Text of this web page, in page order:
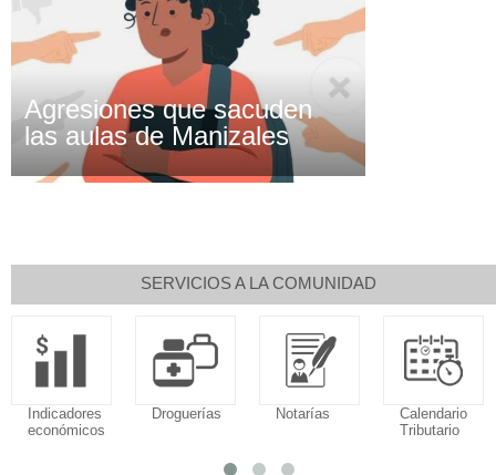
Agresiones que sacuden
las aulas de Manizales
SERVICIOS A LA COMUNIDAD
Indicadores
económicos
Droguerías Notarías
Calendario
Tributario